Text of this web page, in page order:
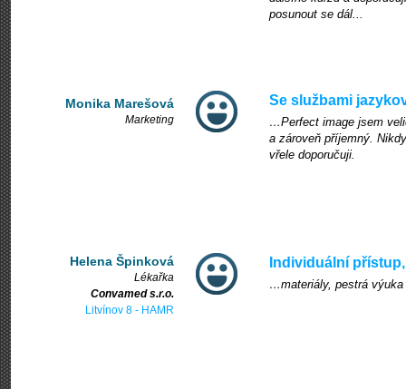
posunout se dál...
Monika Marešová
Marketing
Se službami
…Perfect image jsem
a zároveň příjemný.
vřele doporučuji.
Helena Špinková
Lékařka
Convamed s.r.o.
Litvínov 8 - HAMR
Individuální
…materiály, pestrá výuka